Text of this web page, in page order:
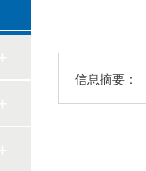
信息摘要：